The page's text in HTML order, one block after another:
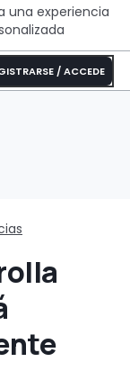
una experiencia
/ ACCEDE